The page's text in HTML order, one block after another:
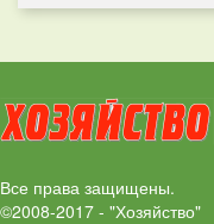
Все права защищены.
©2008-2017 - "Хозяйство"